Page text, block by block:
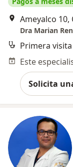
Ameyalco 10,
Dra Marian
Primera
Solicita